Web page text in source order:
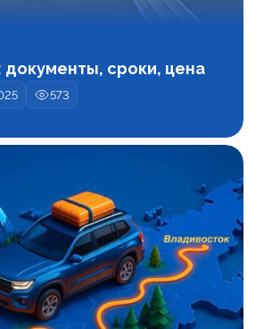
документы, сроки, цена
573